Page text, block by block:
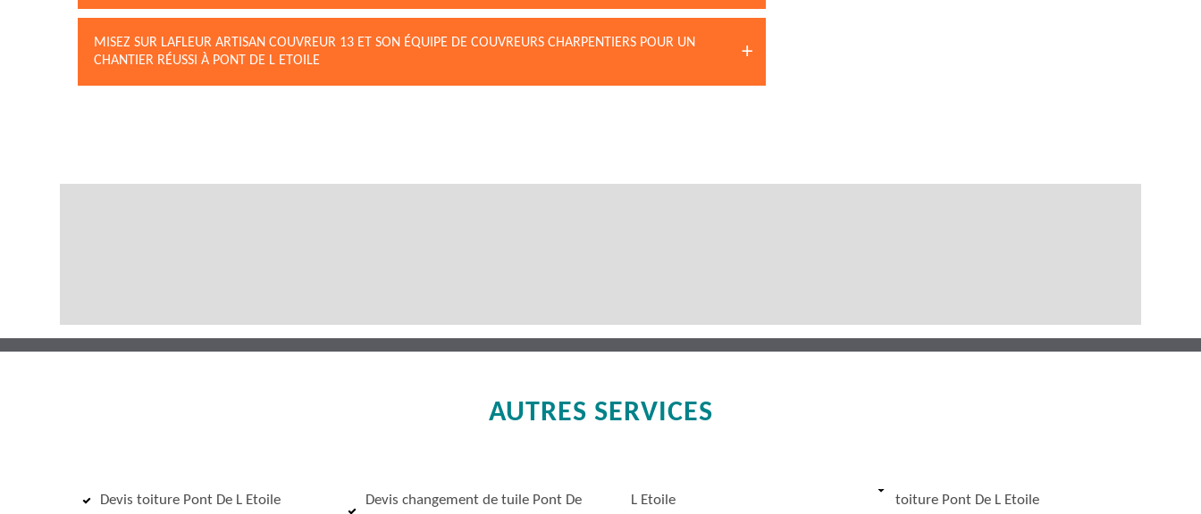
MISEZ SUR LAFLEUR ARTISAN COUVREUR 13 ET SON ÉQUIPE DE COUVREURS CHARPENTIERS POUR UN
CHANTIER RÉUSSI À PONT DE L ETOILE
AUTRES SERVICES
Devis toiture Pont De L Etoile Devis changement de tuile Pont De L Etoile toiture Pont De L Etoile